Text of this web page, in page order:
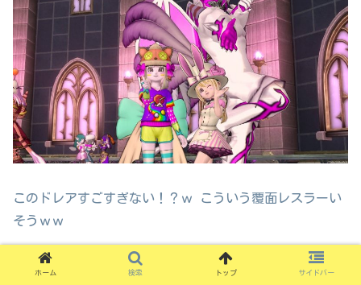
このドレアすごすぎない！？ｗ こういう覆面レスラーい
そうｗｗ
ホーム 検索 トップ サイドバー